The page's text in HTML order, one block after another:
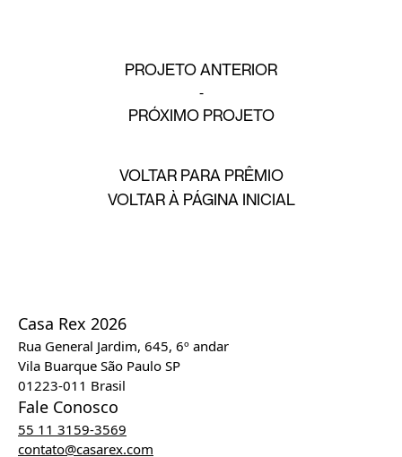
PROJETO ANTERIOR
PRÓXIMO PROJETO
VOLTAR PARA PRÊMIO
VOLTAR À PÁGINA INICIAL
Casa Rex 2026
Rua General Jardim, 645, 6º andar
Vila Buarque São Paulo SP
01223-011 Brasil
Fale Conosco
55 11 3159-3569
contato@casarex.com